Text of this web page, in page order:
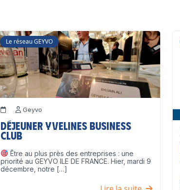
Le réseau GEYVO
Geyvo
Déjeuner Yvelines Business
Club
Être au plus près des entreprises : une
priorité au GEYVO ILE DE FRANCE. Hier, mardi 9
décembre, notre […]